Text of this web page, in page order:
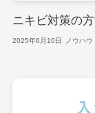
ニキビ対策の
2025年6月10日 ノウハウ